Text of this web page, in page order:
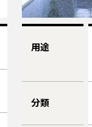
用途
分類